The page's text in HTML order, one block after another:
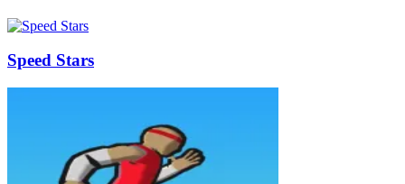
Speed Stars